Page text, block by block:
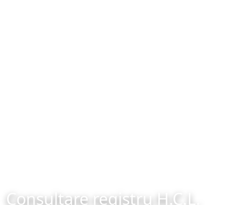
Consultare registru H.C.L.